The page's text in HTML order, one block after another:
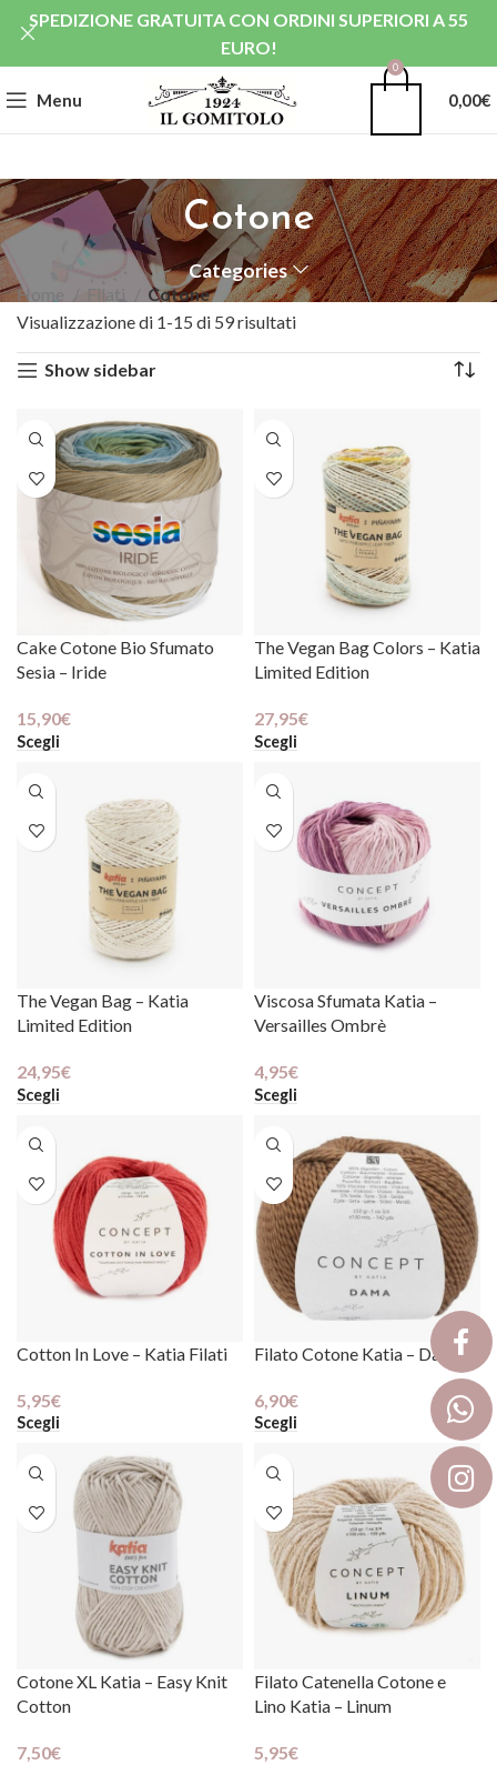
Menu
0
0,00€
Cotone
Categories
Home Filati
Cotone
Visualizzazione di 1-15 di 59 risultati
Show sidebar
Cake Cotone Bio Sfumato
Sesia – Iride
15,90€
Scegli
The Vegan Bag Colors – Katia
Limited Edition
27,95€
Scegli
The Vegan Bag – Katia
Limited Edition
24,95€
Scegli
Viscosa Sfumata Katia –
Versailles Ombrè
4,95€
Scegli
Cotton In Love – Katia Filati
5,95€
Scegli
Filato Cotone Katia – Dama
6,90€
Scegli
Cotone XL Katia – Easy Knit
Cotton
7,50€
Filato Catenella Cotone e
Lino Katia – Linum
5,95€
SPEDIZIONE GRATUITA CON ORDINI SUPERIORI A 55
EURO!